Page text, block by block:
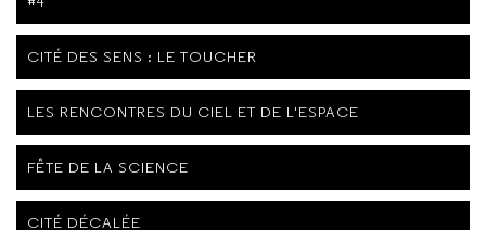
CITÉ DES SENS : LE TOUCHER
LES RENCONTRES DU CIEL ET DE L'ESPACE
FÊTE DE LA SCIENCE
CITÉ DÉCALÉE